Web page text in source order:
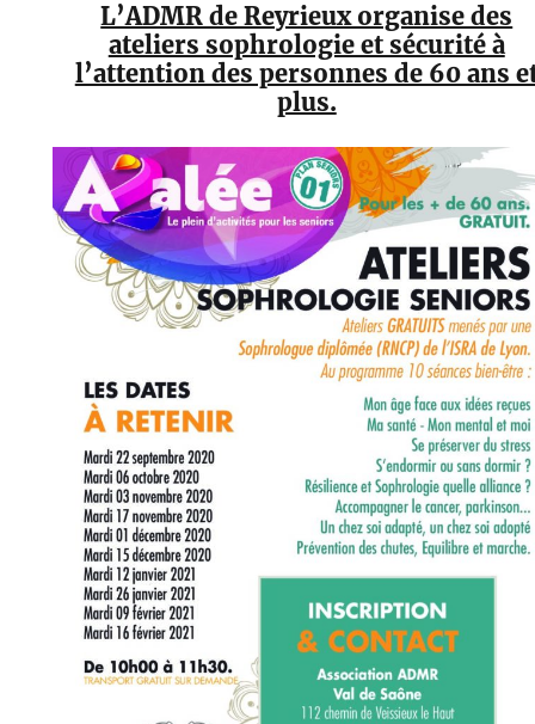
L’ADMR de Reyrieux organise des
ateliers sophrologie et sécurité à
l’attention des personnes de 60 ans
plus.